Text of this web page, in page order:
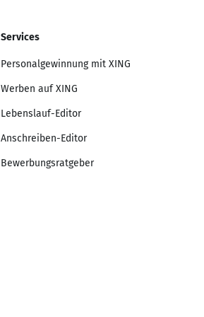
Services
Personalgewinnung mit XING
Werben auf XING
Lebenslauf-Editor
Anschreiben-Editor
Bewerbungsratgeber